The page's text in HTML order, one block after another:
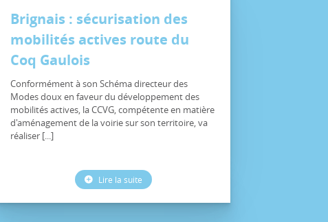
Brignais : sécurisation des
mobilités actives route du
Coq Gaulois
Conformément à son Schéma directeur des
Modes doux en faveur du développement des
mobilités actives, la CCVG, compétente en matière
d'aménagement de la voirie sur son territoire, va
réaliser [...]
Lire la suite